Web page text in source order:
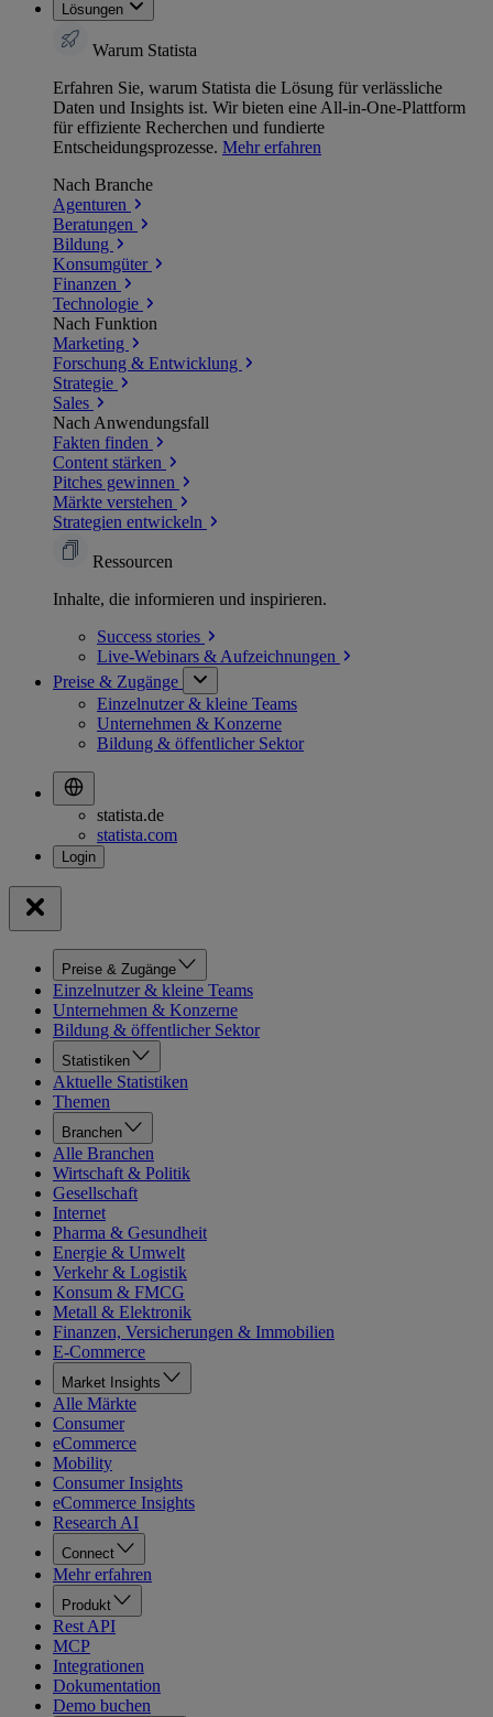
Lösungen
Warum Statista
Erfahren Sie, warum Statista die Lösung für verlässliche
Daten und Insights ist. Wir bieten eine All-in-One-Plattform
für effiziente Recherchen und fundierte
Entscheidungsprozesse. Mehr erfahren
Nach Branche
Agenturen
Beratungen
Bildung
Konsumgüter
Finanzen
Technologie
Nach Funktion
Marketing
Forschung & Entwicklung
Strategie
Sales
Nach Anwendungsfall
Fakten finden
Content stärken
Pitches gewinnen
Märkte verstehen
Strategien entwickeln
Ressourcen
Inhalte, die informieren und inspirieren.
Success stories
Live-Webinars & Aufzeichnungen
Preise & Zugänge
Einzelnutzer & kleine Teams
Unternehmen & Konzerne
Bildung & öffentlicher Sektor
statista.de
statista.com
Preise & Zugänge
Einzelnutzer & kleine Teams
Unternehmen & Konzerne
Bildung & öffentlicher Sektor
Statistiken
Aktuelle Statistiken
Themen
Branchen
Alle Branchen
Wirtschaft & Politik
Gesellschaft
Internet
Pharma & Gesundheit
Energie & Umwelt
Verkehr & Logistik
Konsum & FMCG
Metall & Elektronik
Finanzen, Versicherungen & Immobilien
E-Commerce
Market Insights
Alle Märkte
Consumer
eCommerce
Mobility
Consumer Insights
eCommerce Insights
Research AI
Connect
Mehr erfahren
Produkt
Rest API
MCP
Integrationen
Dokumentation
Demo buchen